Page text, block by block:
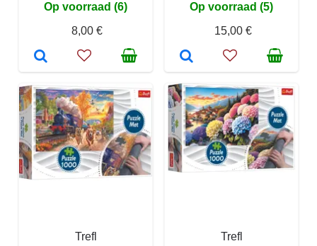
Op voorraad (6)
8,00 €
Op voorraad (5)
15,00 €
Trefl
Trefl